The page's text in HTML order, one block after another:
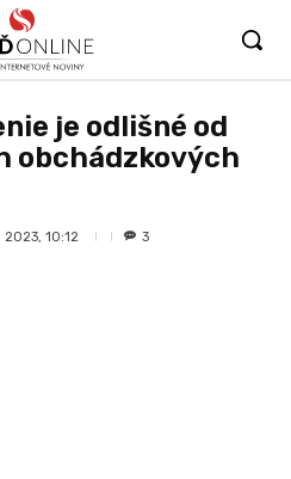
je odlišné od
obchádzkových
2023, 10:12 3